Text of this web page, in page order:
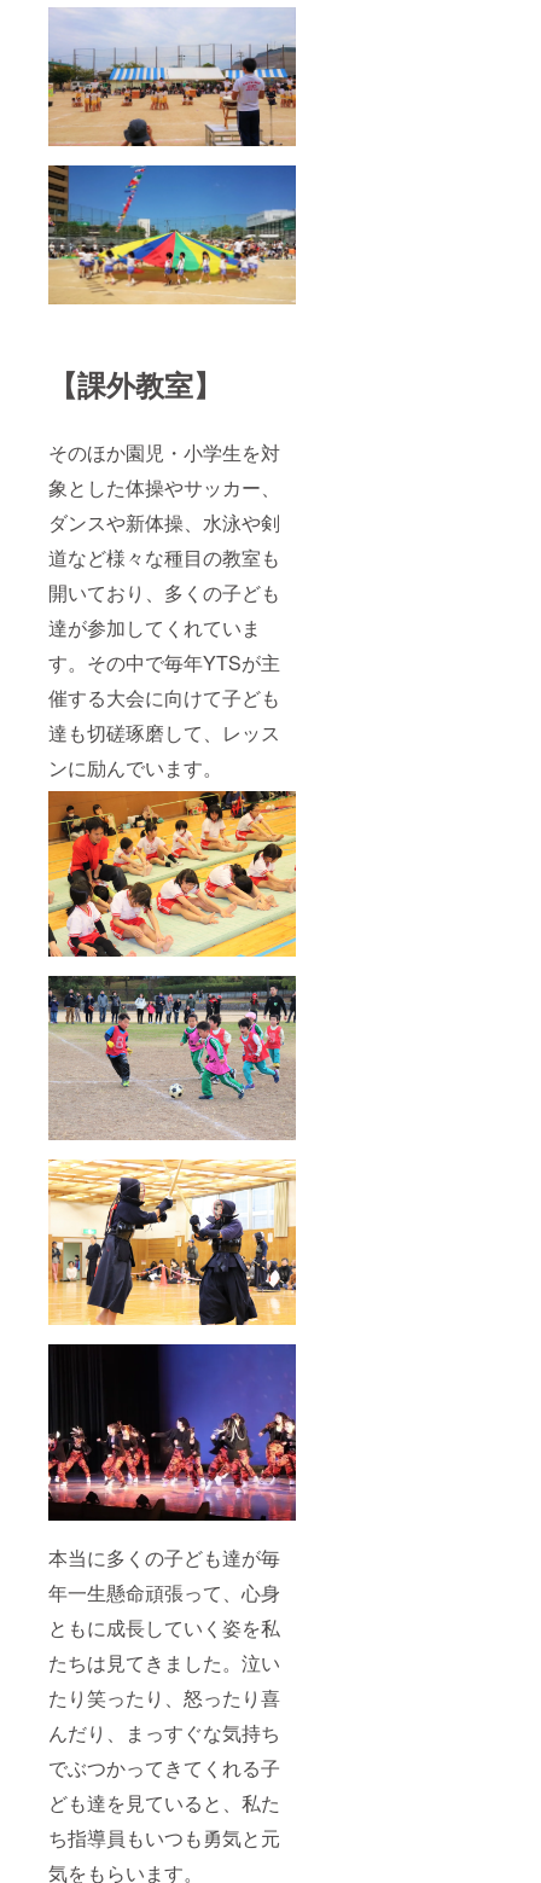
【課外教室】
そのほか園児・小学生を対
象とした体操やサッカー、
ダンスや新体操、水泳や剣
道など様々な種目の教室も
開いており、多くの子ども
達が参加してくれていま
す。その中で毎年YTSが主
催する大会に向けて子ども
達も切磋琢磨して、レッス
ンに励んでいます。
本当に多くの子ども達が毎
年一生懸命頑張って、心身
ともに成長していく姿を私
たちは見てきました。泣い
たり笑ったり、怒ったり喜
んだり、まっすぐな気持ち
でぶつかってきてくれる子
ども達を見ていると、私た
ち指導員もいつも勇気と元
気をもらいます。